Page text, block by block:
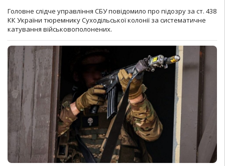
Головне слідче управління СБУ повідомило про підозру за ст. 438
КК України тюремнику Суходільської колонії за систематичне
катування військовополонених.